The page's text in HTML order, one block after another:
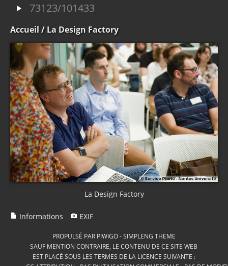
73123/101433
Accueil / La Design Factory
La Design Factory
Informations EXIF
PROPULSÉ PAR PIWIGO-SIMPLENG THEME
SAUF MENTION CONTRAIRE, LE CONTENU DE CE SITE WEB
EST PLACÉ SOUS LES TERMES DE LA LICENCE SUIVANTE :